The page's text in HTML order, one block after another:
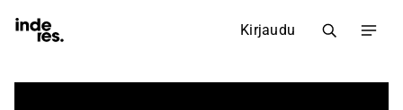
Kirjaudu